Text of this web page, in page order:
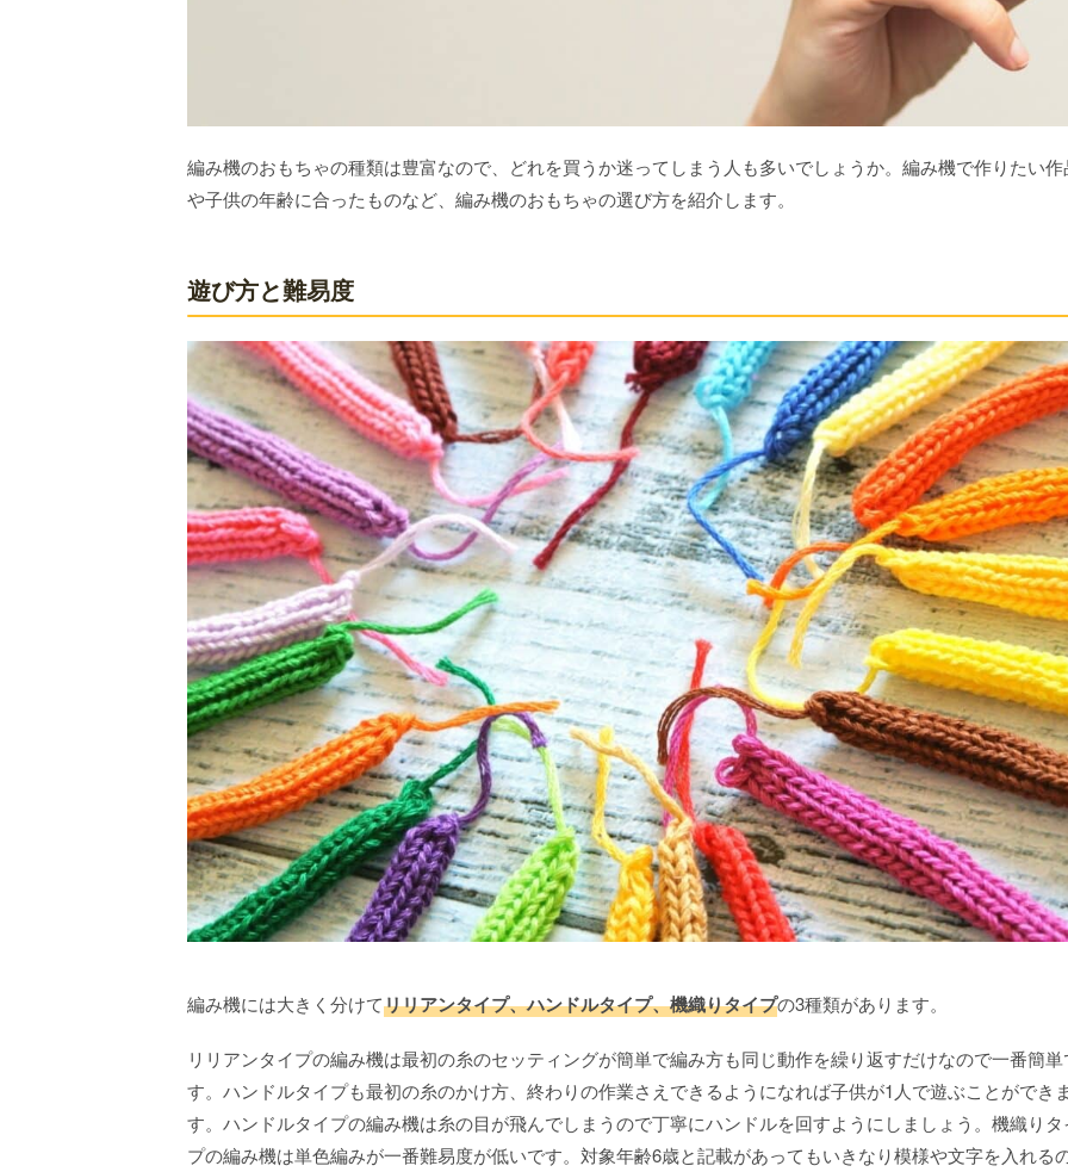
編み機のおもちゃの種類は豊富なので、どれを買うか迷ってしまう人も多いでしょうか。編み機で作りたい作
や子供の年齢に合ったものなど、編み機のおもちゃの選び方を紹介します。
遊び方と難易度
編み機には大きく分けてリリアンタイプ、ハンドルタイプ、機織りタイプの3種類があります。
リリアンタイプの編み機は最初の糸のセッティングが簡単で編み方も同じ動作を繰り返すだけなので一番簡単
す。ハンドルタイプも最初の糸のかけ方、終わりの作業さえできるようになれば子供が1人で遊ぶことができ
す。ハンドルタイプの編み機は糸の目が飛んでしまうので丁寧にハンドルを回すようにしましょう。機織りタ
プの編み機は単色編みが一番難易度が低いです。対象年齢6歳と記載があってもいきなり模様や文字を入れる